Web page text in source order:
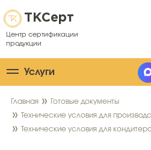
ТКСерт
Центр сертификации
продукции
Услуги
Главная
Готовые документы
Технические условия для
Технические условия для